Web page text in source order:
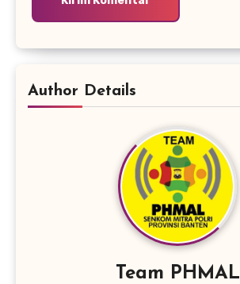
Author Details
Team PHMAL